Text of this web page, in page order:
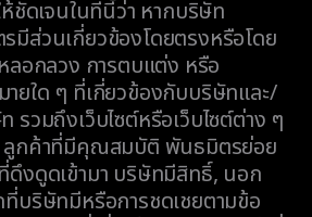
ชัดเจนในที่นี้ว่า หากบริษัท
มีส่วนเกี่ยวข้องโดยตรงหรือโดย
ลอกลวง การตบแต่ง หรือ
ยใด ๆ ที่เกี่ยวข้องกับบริษัทและ/
รวมถึงเว็บไซต์หรือเว็บไซต์ต่าง ๆ
ลูกค้าที่มีคุณสมบัติ พันธมิตรย่อย
งดูดเข้ามา บริษัทมีสิทธิ์, นอก
บริษัทมีหรือการชดเชยตามข้อ